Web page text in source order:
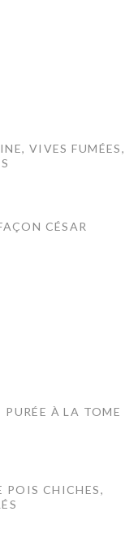
VIVES FUMÉES,
CÉSAR
À LA TOME
POIS CHICHES,